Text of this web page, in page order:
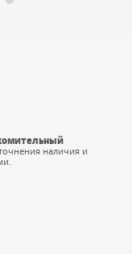
наличия и